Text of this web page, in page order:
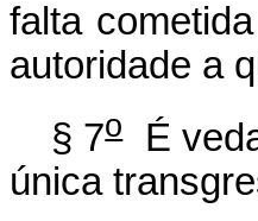
falta
autoridade a
§ 7oÉ
única